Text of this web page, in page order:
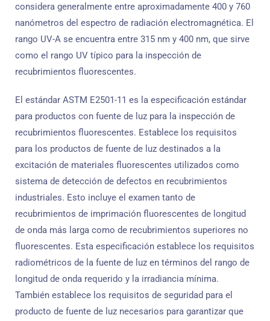
considera generalmente entre aproximadamente 400 y 760
nanómetros del espectro de radiación electromagnética. El
rango UV-A se encuentra entre 315 nm y 400 nm, que sirve
como el rango UV típico para la inspección de
recubrimientos fluorescentes.
El estándar ASTM E2501-11 es la especificación estándar
para productos con fuente de luz para la inspección de
recubrimientos fluorescentes. Establece los requisitos
para los productos de fuente de luz destinados a la
excitación de materiales fluorescentes utilizados como
sistema de detección de defectos en recubrimientos
industriales. Esto incluye el examen tanto de
recubrimientos de imprimación fluorescentes de longitud
de onda más larga como de recubrimientos superiores no
fluorescentes. Esta especificación establece los requisitos
radiométricos de la fuente de luz en términos del rango de
longitud de onda requerido y la irradiancia mínima.
También establece los requisitos de seguridad para el
producto de fuente de luz necesarios para garantizar que